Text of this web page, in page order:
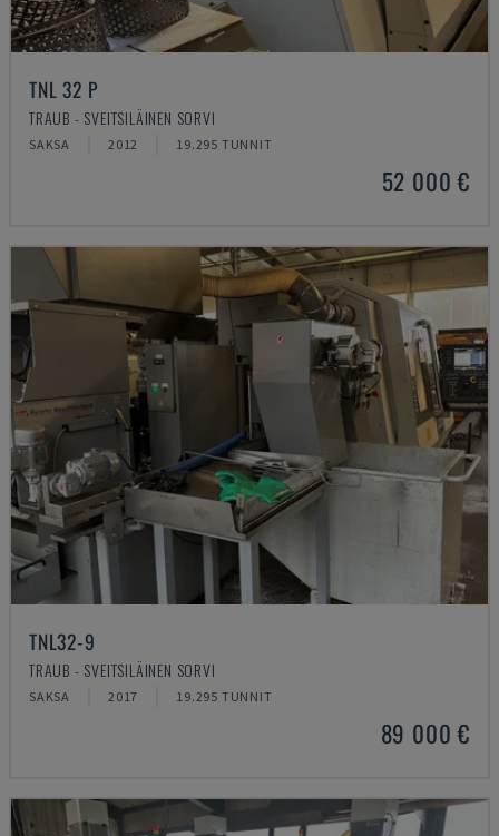
TNL 32 P
TRAUB - SVEITSILÄINEN SORVI
SAKSA 2012 19.295 TUNNIT
52 000 €
TNL32-9
TRAUB - SVEITSILÄINEN SORVI
SAKSA 2017 19.295 TUNNIT
89 000 €